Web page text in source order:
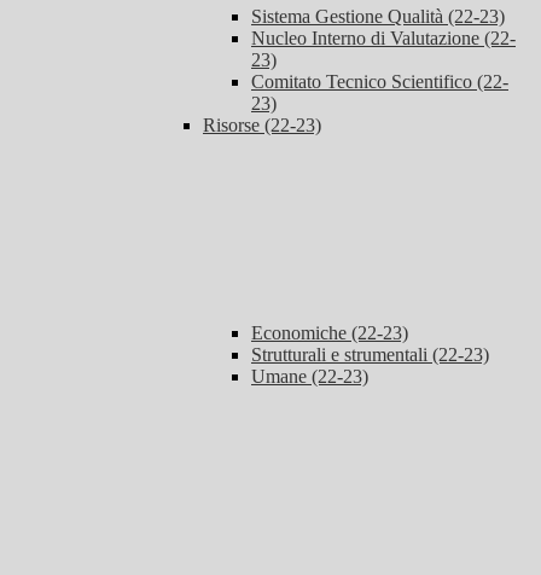
Sistema Gestione Qualità (22-23)
Nucleo Interno di Valutazione (22-
23)
Comitato Tecnico Scientifico (22-
23)
Risorse (22-23)
Economiche (22-23)
Strutturali e strumentali (22-23)
Umane (22-23)